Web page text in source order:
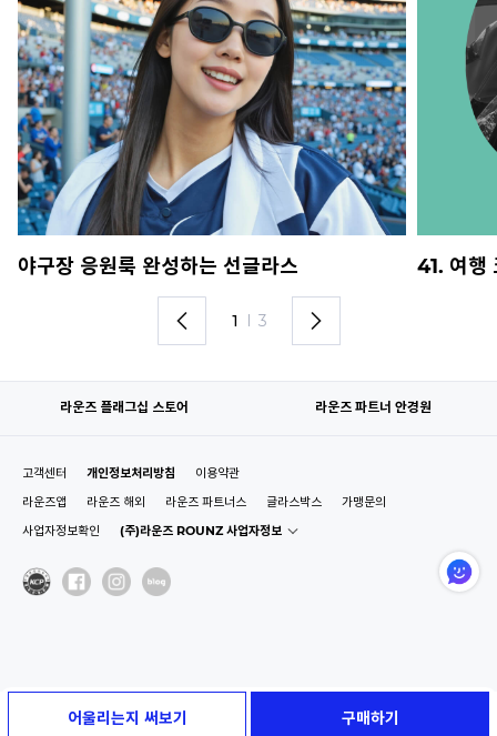
야구장 응원룩 완성하는 선글라스 41. 여행
1 3
어울리는지 써보기 구매하기
라운즈 플래그십 스토어 라운즈 파트너 안경원
고객센터 개인정보처리방침
이용약관
라운즈앱
라운즈 해외 라운즈 파트너스 글라스박스
가맹문의
사업자정보확인
(주)라운즈 ROUNZ 사업자정보